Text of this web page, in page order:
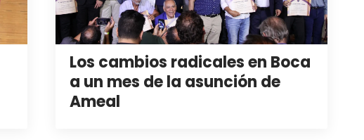
Los cambios radicales en Boca
a un mes de la asunción de
Ameal